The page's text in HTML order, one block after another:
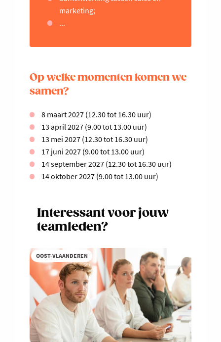
marketing;
...
Op welke momenten komen we
samen?
8 maart 2027 (12.30 tot 16.30 uur)
13 april 2027 (9.00 tot 13.00 uur)
13 mei 2027 (12.30 tot 16.30 uur)
17 juni 2027 (9.00 tot 13.00 uur)
14 september 2027 (12.30 tot 16.30 uur)
14 oktober 2027 (9.00 tot 13.00 uur)
Interessant voor jouw
teamleden?
OOST-VLAANDEREN